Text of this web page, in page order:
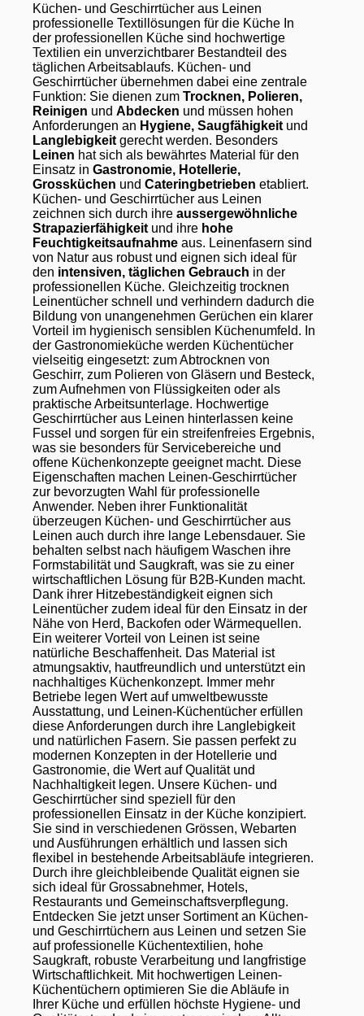
Küchen- und Geschirrtücher aus Leinen
professionelle Textillösungen für die Küche In
der professionellen Küche sind hochwertige
Textilien ein unverzichtbarer Bestandteil des
täglichen Arbeitsablaufs. Küchen- und
Geschirrtücher übernehmen dabei eine zentrale
Funktion: Sie dienen zum Trocknen, Polieren,
Reinigen und Abdecken und müssen hohen
Anforderungen an Hygiene, Saugfähigkeit und
Langlebigkeit gerecht werden. Besonders
Leinen hat sich als bewährtes Material für den
Einsatz in Gastronomie, Hotellerie,
Grossküchen und Cateringbetrieben etabliert.
Küchen- und Geschirrtücher aus Leinen
zeichnen sich durch ihre aussergewöhnliche
Strapazierfähigkeit und ihre hohe
Feuchtigkeitsaufnahme aus. Leinenfasern sind
von Natur aus robust und eignen sich ideal für
den intensiven, täglichen Gebrauch in der
professionellen Küche. Gleichzeitig trocknen
Leinentücher schnell und verhindern dadurch die
Bildung von unangenehmen Gerüchen ein klarer
Vorteil im hygienisch sensiblen Küchenumfeld. In
der Gastronomieküche werden Küchentücher
vielseitig eingesetzt: zum Abtrocknen von
Geschirr, zum Polieren von Gläsern und Besteck,
zum Aufnehmen von Flüssigkeiten oder als
praktische Arbeitsunterlage. Hochwertige
Geschirrtücher aus Leinen hinterlassen keine
Fussel und sorgen für ein streifenfreies Ergebnis,
was sie besonders für Servicebereiche und
offene Küchenkonzepte geeignet macht. Diese
Eigenschaften machen Leinen-Geschirrtücher
zur bevorzugten Wahl für professionelle
Anwender. Neben ihrer Funktionalität
überzeugen Küchen- und Geschirrtücher aus
Leinen auch durch ihre lange Lebensdauer. Sie
behalten selbst nach häufigem Waschen ihre
Formstabilität und Saugkraft, was sie zu einer
wirtschaftlichen Lösung für B2B-Kunden macht.
Dank ihrer Hitzebeständigkeit eignen sich
Leinentücher zudem ideal für den Einsatz in der
Nähe von Herd, Backofen oder Wärmequellen.
Ein weiterer Vorteil von Leinen ist seine
natürliche Beschaffenheit. Das Material ist
atmungsaktiv, hautfreundlich und unterstützt ein
nachhaltiges Küchenkonzept. Immer mehr
Betriebe legen Wert auf umweltbewusste
Ausstattung, und Leinen-Küchentücher erfüllen
diese Anforderungen durch ihre Langlebigkeit
und natürlichen Fasern. Sie passen perfekt zu
modernen Konzepten in der Hotellerie und
Gastronomie, die Wert auf Qualität und
Nachhaltigkeit legen. Unsere Küchen- und
Geschirrtücher sind speziell für den
professionellen Einsatz in der Küche konzipiert.
Sie sind in verschiedenen Grössen, Webarten
und Ausführungen erhältlich und lassen sich
flexibel in bestehende Arbeitsabläufe integrieren.
Durch ihre gleichbleibende Qualität eignen sie
sich ideal für Grossabnehmer, Hotels,
Restaurants und Gemeinschaftsverpflegung.
Entdecken Sie jetzt unser Sortiment an Küchen-
und Geschirrtüchern aus Leinen und setzen Sie
auf professionelle Küchentextilien, hohe
Saugkraft, robuste Verarbeitung und langfristige
Wirtschaftlichkeit. Mit hochwertigen Leinen-
Küchentüchern optimieren Sie die Abläufe in
Ihrer Küche und erfüllen höchste Hygiene- und